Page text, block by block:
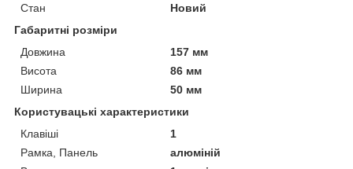
Стан
Новий
Габаритні розміри
Довжина
157 мм
Висота
86 мм
Ширина
50 мм
Користувацькі характеристики
Клавіші
1
Рамка, Панель
алюміній